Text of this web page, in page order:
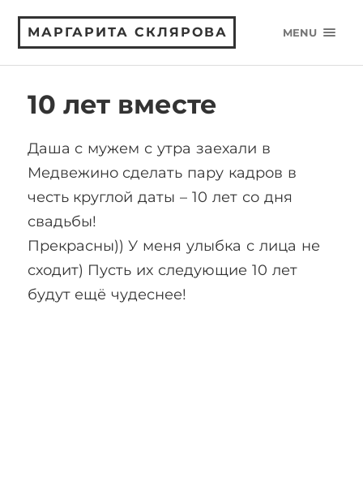
МАРГАРИТА СКЛЯРОВА MENU
10 лет вместе
Даша с мужем с утра заехали в
Медвежино сделать пару кадров в
честь круглой даты – 10 лет со дня
свадьбы!
Прекрасны)) У меня улыбка с лица не
сходит) Пусть их следующие 10 лет
будут ещё чудеснее!